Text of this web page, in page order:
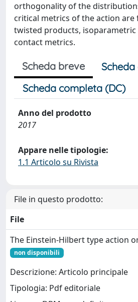
orthogonality of the
critical metrics of the action are
twisted products, isoparametric
contact metrics.
Scheda breve
Scheda completa (DC)
Anno del prodotto
2017
Appare nelle tipologie:
1.1 Articolo su Rivista
File in questo prodotto:
File
The Einstein-Hilbert type action
non disponibili
Descrizione: Articolo principale
Tipologia: Pdf editoriale